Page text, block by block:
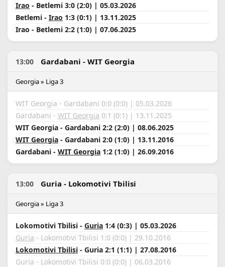
Irao - Betlemi 3:0 (2:0) | 05.03.2026
Betlemi - Irao 1:3 (0:1) | 13.11.2025
Irao - Betlemi 2:2 (1:0) | 07.06.2025
13:00 Gardabani - WIT Georgia
Georgia » Liga 3
WIT Georgia - Gardabani 0:0 (0:0) | 05.03.2026
Gardabani - WIT Georgia 0:1 (0:1) | 13.11.2025
WIT Georgia - Gardabani 2:2 (2:0) | 08.06.2025
WIT Georgia - Gardabani 2:0 (1:0) | 13.11.2016
Gardabani - WIT Georgia 1:2 (1:0) | 26.09.2016
13:00 Guria - Lokomotivi Tbilisi
Georgia » Liga 3
Lokomotivi Tbilisi - Guria 1:4 (0:3) | 05.03.2026
Guria - Lokomotivi Tbilisi 1:0 (0:0) | 29.10.2016
Lokomotivi Tbilisi - Guria 2:1 (1:1) | 27.08.2016
Guria - Lokomotivi Tbilisi 0:0 (0:0) | 06.03.2016